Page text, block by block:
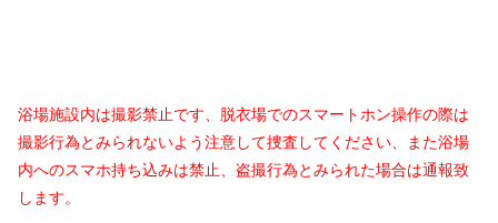
浴場施設内は撮影禁止です、脱衣場でのスマートホン操作の際は
撮影行為とみられないよう注意して捜査してください、また浴場
内へのスマホ持ち込みは禁止、盗撮行為とみられた場合は通報致
します。